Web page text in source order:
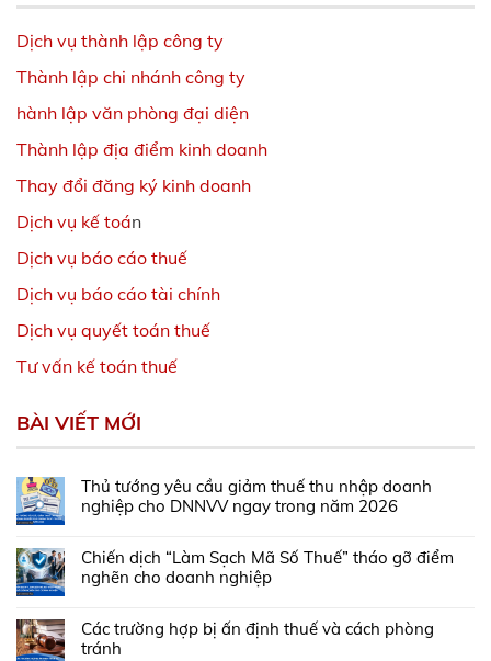
Dịch vụ thành lập công ty
Thành lập chi nhánh công ty
hành lập văn phòng đại diện
Thành lập địa điểm kinh doanh
Thay đổi đăng ký kinh doanh
Dịch vụ kế toán
Dịch vụ báo cáo thuế
Dịch vụ báo cáo tài chính
Dịch vụ quyết toán thuế
Tư vấn kế toán thuế
BÀI VIẾT MỚI
Thủ tướng yêu cầu giảm thuế thu nhập doanh
nghiệp cho DNNVV ngay trong năm 2026
Chiến dịch “Làm Sạch Mã Số Thuế” tháo gỡ điểm
nghẽn cho doanh nghiệp
Các trường hợp bị ấn định thuế và cách phòng
tránh